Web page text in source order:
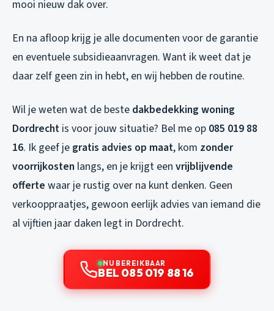
mooi nieuw dak over.
En na afloop krijg je alle documenten voor de garantie
en eventuele subsidieaanvragen. Want ik weet dat je
daar zelf geen zin in hebt, en wij hebben de routine.
Wil je weten wat de beste dakbedekking woning
Dordrecht is voor jouw situatie? Bel me op 085 019 88
16. Ik geef je gratis advies op maat, kom zonder
voorrijkosten langs, en je krijgt een vrijblijvende
offerte waar je rustig over na kunt denken. Geen
verkooppraatjes, gewoon eerlijk advies van iemand die
al vijftien jaar daken legt in Dordrecht.
NU BEREIKBAAR
BEL 085 019 88 16